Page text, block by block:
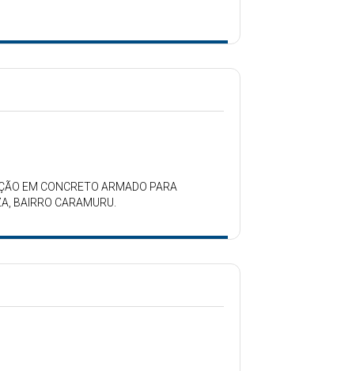
EM CONCRETO ARMADO PARA
BAIRRO CARAMURU.